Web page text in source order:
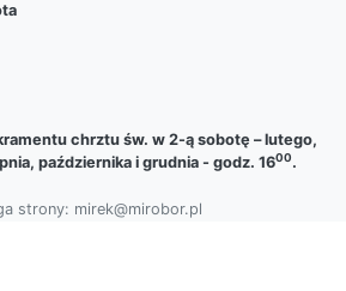
chrztu św. w 2-ą sobotę – lutego,
października i grudnia - godz. 1600.
strony: mirek@mirobor.pl